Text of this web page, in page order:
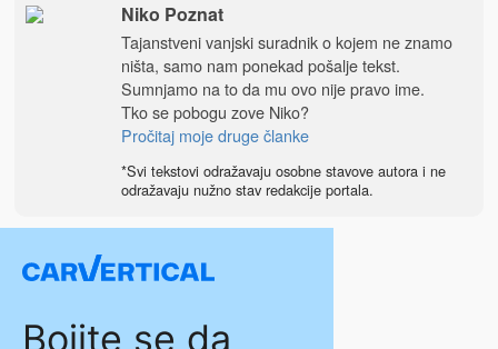
Niko Poznat
Tajanstveni vanjski suradnik o kojem ne znamo
ništa, samo nam ponekad pošalje tekst.
Sumnjamo na to da mu ovo nije pravo ime.
Tko se pobogu zove Niko?
Pročitaj moje druge članke
*Svi tekstovi odražavaju osobne stavove autora i ne
odražavaju nužno stav redakcije portala.